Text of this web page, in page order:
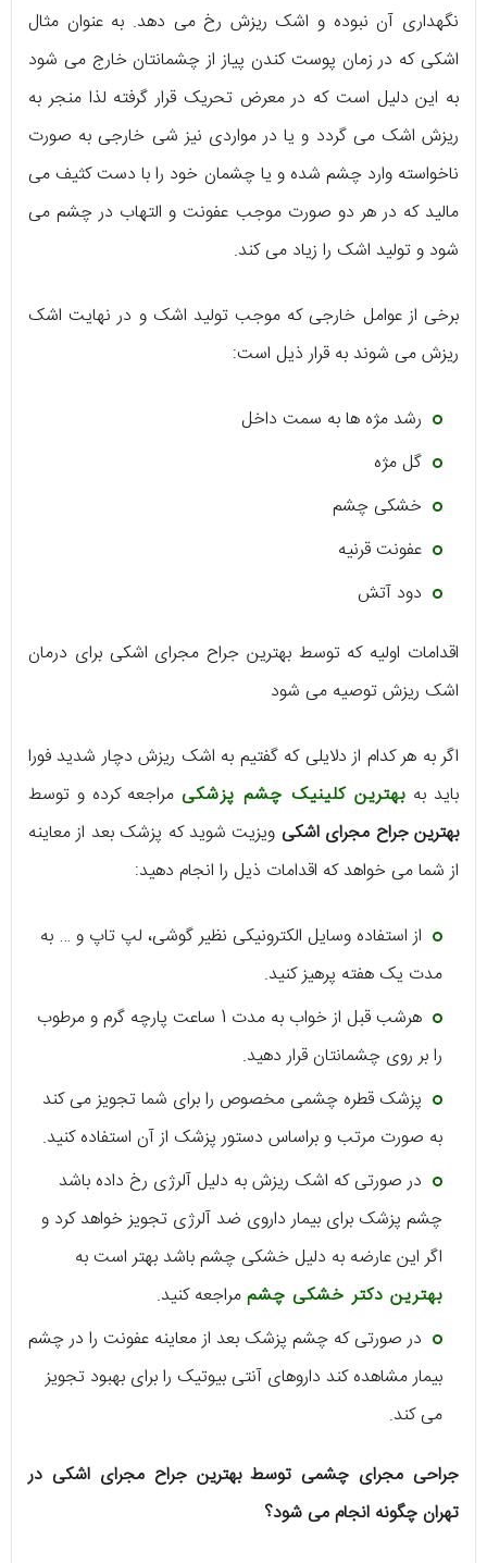
نگهداری آن نبوده و اشک ریزش رخ می دهد. به عنوان مثال
اشکی که در زمان پوست کندن پیاز از چشمانتان خارج می شود
به این دلیل است که در معرض تحریک قرار گرفته لذا منجر به
ریزش اشک می گردد و یا در مواردی نیز شی خارجی به صورت
ناخواسته وارد چشم شده و یا چشمان خود را با دست کثیف می
مالید که در هر دو صورت موجب عفونت و التهاب در چشم می
شود و تولید اشک را زیاد می کند.
برخی از عوامل خارجی که موجب تولید اشک و در نهایت اشک
ریزش می شوند به قرار ذیل است:
رشد مژه ها به سمت داخل
گل مژه
خشکی چشم
عفونت قرنیه
دود آتش
اقدامات اولیه که توسط بهترین جراح مجرای اشکی برای درمان
اشک ریزش توصیه می شود
اگر به هر کدام از دلایلی که گفتیم به اشک ریزش دچار شدید فورا
باید به بهترین کلینیک چشم پزشکیمراجعه کرده و توسط
بهترین جراح مجرای اشکی ویزیت شوید که پزشک بعد از معاینه
از شما می خواهد که اقدامات ذیل را انجام دهید:
از استفاده وسایل الکترونیکی نظیر گوشی، لپ تاپ و … به
مدت یک هفته پرهیز کنید.
هرشب قبل از خواب به مدت 1 ساعت پارچه گرم و مرطوب
را بر روی چشمانتان قرار دهید.
پزشک قطره چشمی مخصوص را برای شما تجویز می کند
به صورت مرتب و براساس دستور پزشک از آن استفاده کنید.
در صورتی که اشک ریزش به دلیل آلرژی رخ داده باشد
چشم پزشک برای بیمار داروی ضد آلرژی تجویز خواهد کرد و
اگر این عارضه به دلیل خشکی چشم باشد بهتر است به
بهترین دکتر خشکی چشممراجعه کنید.
در صورتی که چشم پزشک بعد از معاینه عفونت را در چشم
بیمار مشاهده کند داروهای آنتی بیوتیک را برای بهبود تجویز
می کند.
جراحی مجرای چشمی توسط بهترین جراح مجرای اشکی در
تهران چگونه انجام می شود؟